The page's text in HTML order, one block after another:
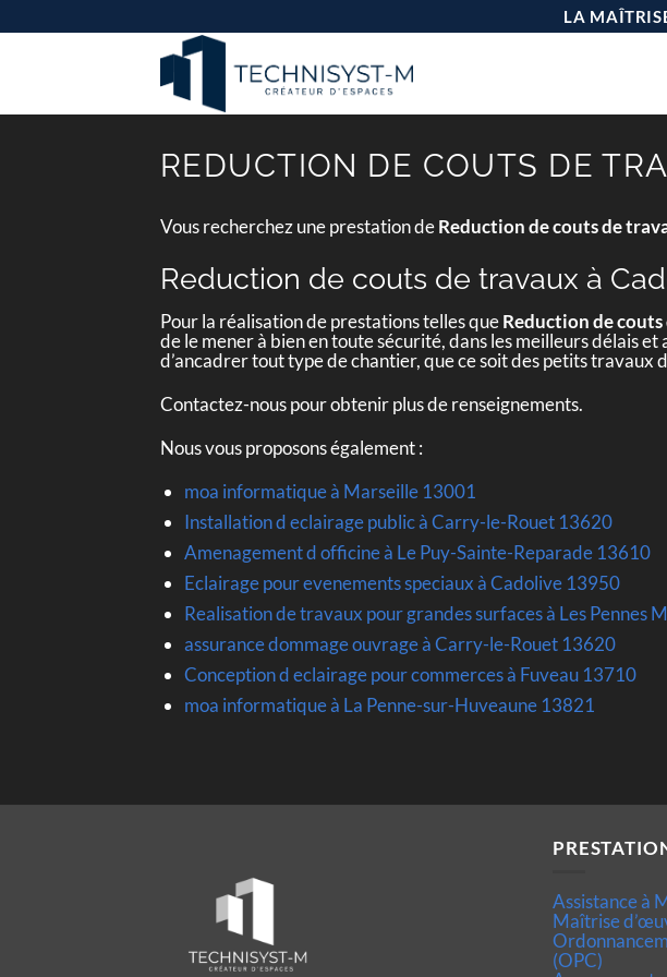
au
LA
REDUCTION DE COUTS DE
Vous recherchez une prestation deReduction de couts de
Reduction de couts de travaux à
Pour la réalisation de prestations telles queReduction de
de le mener à bien en toute sécurité, dans les meilleurs délais
d’ancadrer tout type de chantier, que ce soit des petits
Contactez-nous pour obtenir plus de renseignements.
Nous vous proposons également :
moa informatique à Marseille 13001
Installation d eclairage public à Carry-le-Rouet 13620
Amenagement d officine à Le Puy-Sainte-Reparade 13610
Eclairage pour evenements speciaux à Cadolive 13950
Realisation de travaux pour grandes surfaces à Les Pennes
assurance dommage ouvrage à Carry-le-Rouet 13620
Conception d eclairage pour commerces à Fuveau 13710
moa informatique à La Penne-sur-Huveaune 13821
Assistance à
Maîtrise
(OPC)